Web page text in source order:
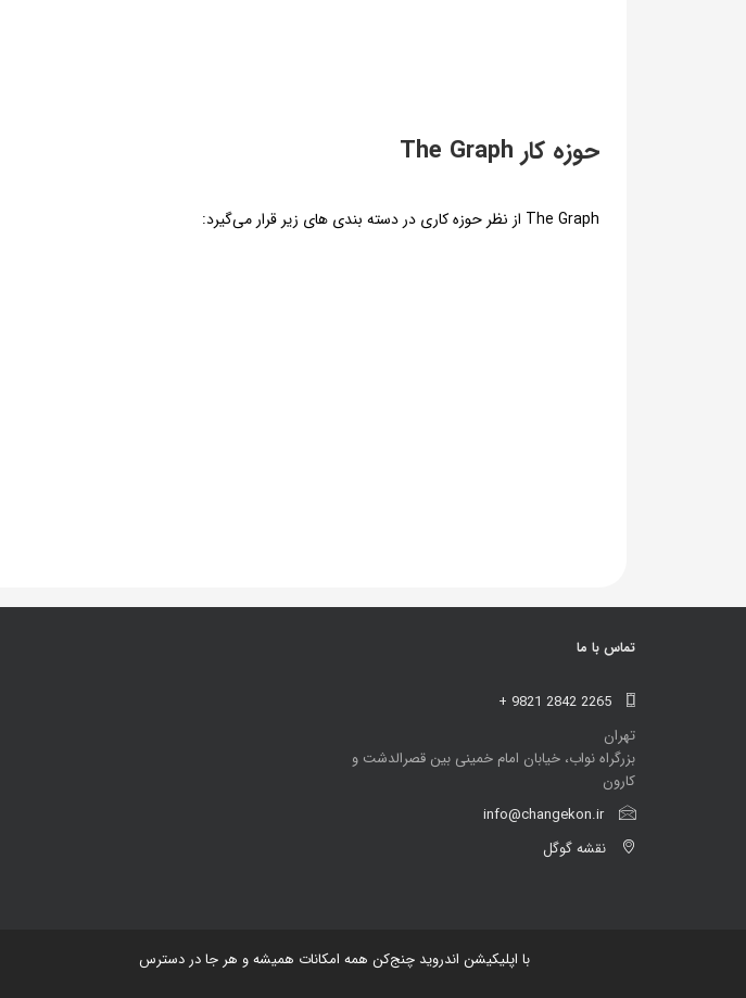
حوزه کار The Graph
The Graph از نظر حوزه کاری در دسته بندی های زیر قرار می‌گیرد:
تماس با ما
+ 9821 2842 2265
تهران
بزرگراه نواب، خیابان امام خمینی بین قصرالدشت و
کارون
info@changekon.ir
با اپلیکیشن اندروید چنج‌کن همه امکانات همیشه و هر جا در دسترس